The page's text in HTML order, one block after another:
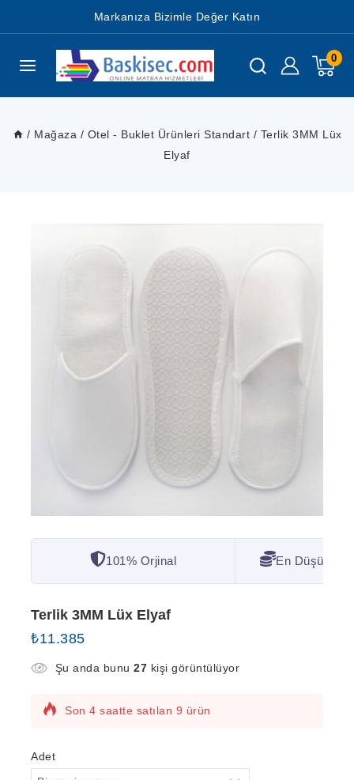
Markanıza Bizimle Değer Katın
0
/ Mağaza / Otel - Buklet Ürünleri Standart / Terlik 3MM Lüx
Elyaf
101% Orjinal En Düşük
Terlik 3MM Lüx Elyaf
₺11.385
Şu anda bunu 27 kişi görüntülüyor
Son 4 saatte satılan 9 ürün
Adet